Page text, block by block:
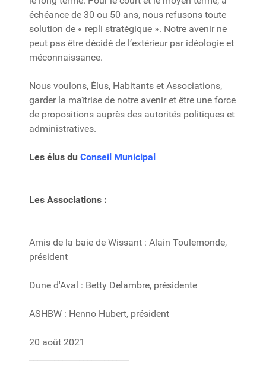
échéance de 30 ou 50 ans, nous refusons toute
solution de « repli stratégique ». Notre avenir ne
peut pas être décidé de l’extérieur par idéologie et
méconnaissance.
Nous voulons, Élus, Habitants et Associations,
garder la maîtrise de notre avenir et être une force
de propositions auprès des autorités politiques et
administratives.
Les élus du Conseil Municipal
Les Associations :
Amis de la baie de Wissant : Alain Toulemonde,
président
Dune d'Aval : Betty Delambre, présidente
ASHBW : Henno Hubert, président
20 août 2021